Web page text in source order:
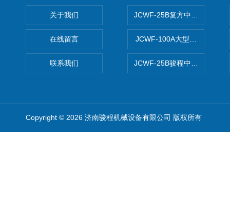
关于我们
在线留言
联系我们
JCWF-25B复方中药材超微粉
JCWF-100A大型中药材超微
JCWF-25B骏程中草药超细粉
Copyright © 2026 济南骏程机械设备有限公司 版权所有